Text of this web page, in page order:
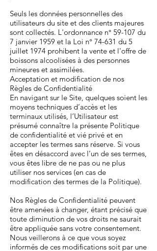
Seuls les données personnelles des
utilisateurs du site et des clients majeures
sont collectés. L'ordonnance n° 59-107 du
7 janvier 1959 et la Loi n° 74-631 du 5
juillet 1974 prohibent la vente et l'offre de
boissons alcoolisées à des personnes
mineures et assimilées.
Acceptation et modification de nos
Règles de Confidentialité
En navigant sur le Site, quelques soient les
moyens techniques d’accès et les
terminaux utilisés, l’Utilisateur est
présumé connaître la présente Politique
de confidentialité et vié privé et en
accepter les termes sans réserve. Si vous
êtes en désaccord avec l’un de ses termes,
vous êtes libre de ne pas ou ne plus
utiliser nos services (en cas de
modification des termes de la Politique).
Nos Règles de Confidentialité peuvent
être amenées à changer, étant précisé que
toute diminution de vos droits ne saurait
être appliquée sans votre consentement.
Nous veillerons à ce que vous soyez
informés de ces modifications soit par une